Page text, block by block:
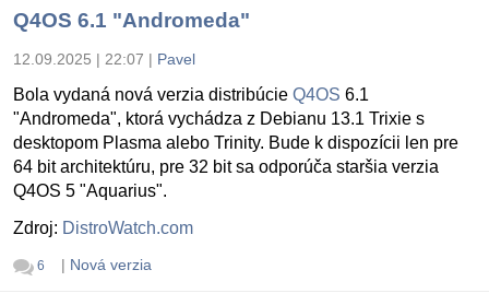
Q4OS 6.1 "Andromeda"
12.09.2025 | 22:07 | Pavel
Bola vydaná nová verzia distribúcie Q4OS 6.1
"Andromeda", ktorá vychádza z Debianu 13.1 Trixie s
desktopom Plasma alebo Trinity. Bude k dispozícii len pre
64 bit architektúru, pre 32 bit sa odporúča staršia verzia
Q4OS 5 "Aquarius".
Zdroj: DistroWatch.com
6 | Nová verzia